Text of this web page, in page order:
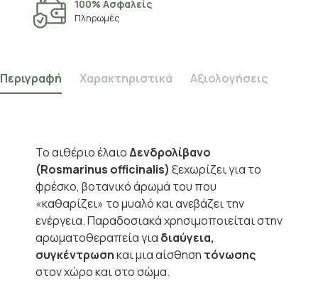
100% Ασφαλείς
Πληρωμές
Περιγραφή Χαρακτηριστικά Αξιολογήσεις
Το αιθέριο έλαιοΔενδρολίβανο
(Rosmarinus officinalis) ξεχωρίζει για το
φρέσκο, βοτανικό άρωμά του που
«καθαρίζει» το μυαλό και ανεβάζει την
ενέργεια. Παραδοσιακά χρησιμοποιείται στην
αρωματοθεραπεία για διαύγεια,
συγκέντρωσηκαι μια αίσθηση τόνωσης
στον χώρο και στο σώμα.